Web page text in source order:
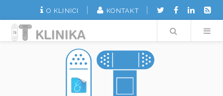
O KLINICI KONTAKT
Search